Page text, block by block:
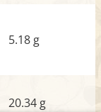
5.18 g
20.34 g